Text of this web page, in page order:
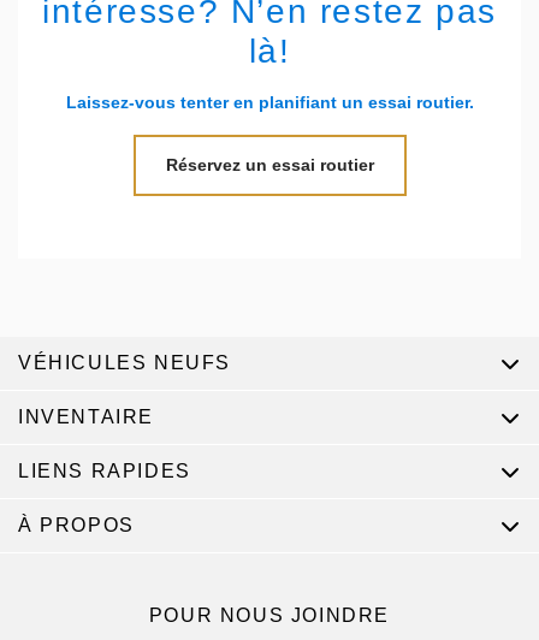
intéresse? N’en restez pas
là!
Laissez-vous tenter en planifiant un essai routier.
Réservez un essai routier
POUR NOUS JOINDRE
VÉHICULES NEUFS
INVENTAIRE
LIENS RAPIDES
À PROPOS